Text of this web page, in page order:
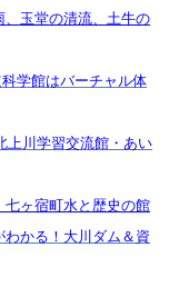
、玉堂の清流、土牛の
学館はバーチャル体
上川学習交流館・あい
七ヶ宿町水と歴史の館
わかる！大川ダム＆資